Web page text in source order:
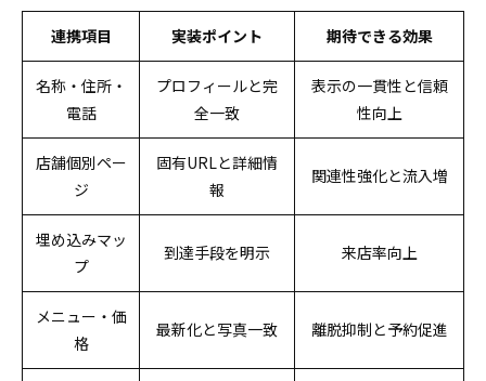
連携項目 実装ポイント 期待できる効果
名称・住所・
電話
プロフィールと完
全一致
表示の一貫性と信頼
性向上
店舗個別ペー
ジ
固有URLと詳細情
報
関連性強化と流入増
埋め込みマッ
プ
到達手段を明示 来店率向上
メニュー・価
格
最新化と写真一致 離脱抑制と予約促進